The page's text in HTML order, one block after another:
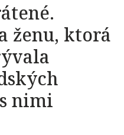
ženu, ktorá
nimi